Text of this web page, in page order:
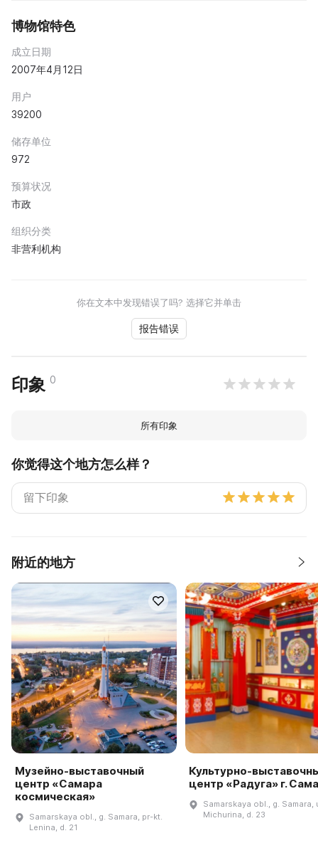
博物馆特色
成立日期
2007年4月12日
用户
39200
储存单位
972
预算状况
市政
组织分类
非营利机构
你在文本中发现错误了吗? 选择它并单击
报告错误
印象 0
所有印象
你觉得这个地方怎么样？
附近的地方
Музейно-выставочный
центр «Самара
космическая»
Samarskaya obl., g. Samara, pr-kt.
Lenina, d. 21
Культурно-
центр «Радуга» г.
Samarskaya obl., g. Samara,
Michurina, d. 23